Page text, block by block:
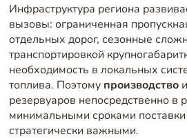
Инфраструктура региона
вызовы: ограниченная
отдельных дорог, сезонные
транспортировкой
необходимость в локальных
топлива. Поэтому производство
резервуаров непосредственно в
минимальными сроками поставки
стратегически важными.